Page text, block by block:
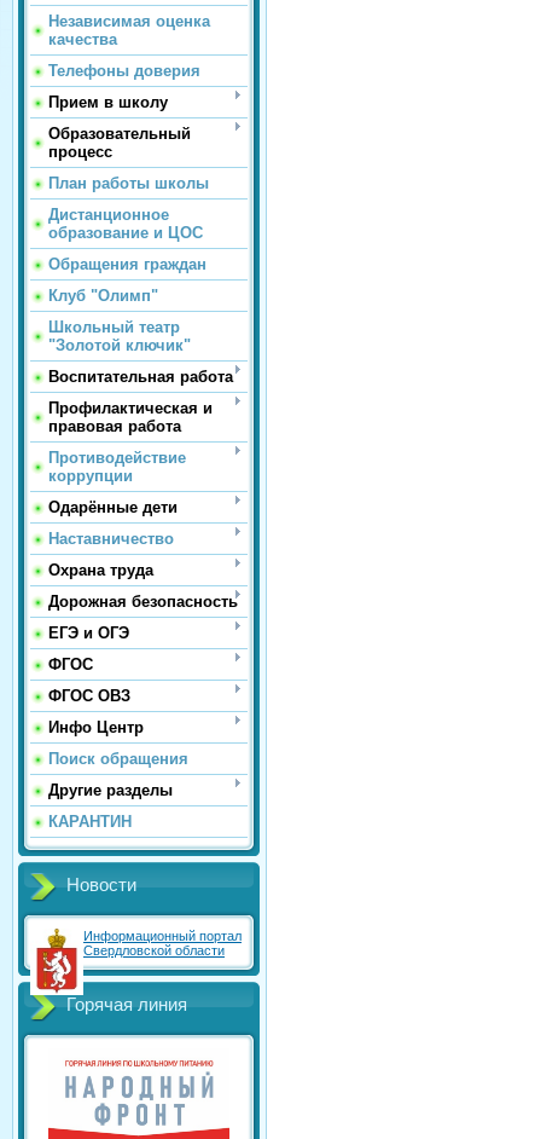
Независимая оценка
качества
Телефоны доверия
Прием в школу
Образовательный
процесс
План работы школы
Дистанционное
образование и ЦОС
Обращения граждан
Клуб "Олимп"
Школьный театр
"Золотой ключик"
Воспитательная работа
Профилактическая и
правовая работа
Противодействие
коррупции
Одарённые дети
Наставничество
Охрана труда
Дорожная безопасность
ЕГЭ и ОГЭ
ФГОС
ФГОС ОВЗ
Инфо Центр
Поиск обращения
Другие разделы
КАРАНТИН
Новости
Информационный портал
Свердловской области
Горячая линия